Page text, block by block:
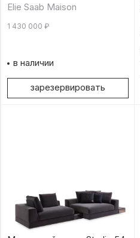
Elie Saab Maison
1 430 000 ₽
в наличии
зарезервировать